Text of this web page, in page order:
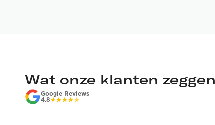
Wat onze klanten zeggen
Google Reviews
4.8